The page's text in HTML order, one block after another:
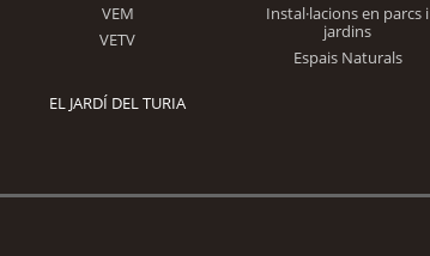
VEM
VETV
Instal·lacions en parcs i
jardins
Espais Naturals
EL JARDÍ DEL TURIA